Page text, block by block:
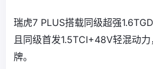
瑞虎7 PLUS搭载同级超强
且同级首发1.5TCI+48V轻混动
牌。